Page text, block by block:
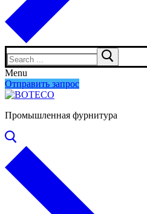
Search
for:
Menu
Отправить запрос
Промышленная фурнитура